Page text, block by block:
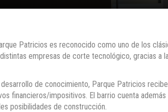
Patricios es reconocido como uno de los
empresas de corte tecnológico, gracias
de conocimiento, Parque Patricios
financieros/impositivos. El barrio cuenta
posibilidades de construcción.